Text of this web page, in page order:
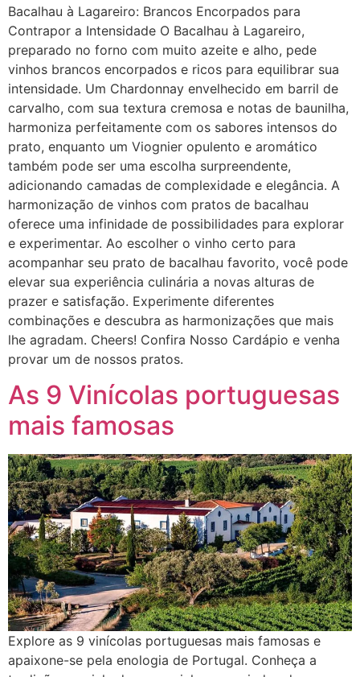
Bacalhau à Lagareiro: Brancos Encorpados para
Contrapor a Intensidade O Bacalhau à Lagareiro,
preparado no forno com muito azeite e alho, pede
vinhos brancos encorpados e ricos para equilibrar sua
intensidade. Um Chardonnay envelhecido em barril de
carvalho, com sua textura cremosa e notas de baunilha,
harmoniza perfeitamente com os sabores intensos do
prato, enquanto um Viognier opulento e aromático
também pode ser uma escolha surpreendente,
adicionando camadas de complexidade e elegância. A
harmonização de vinhos com pratos de bacalhau
oferece uma infinidade de possibilidades para explorar
e experimentar. Ao escolher o vinho certo para
acompanhar seu prato de bacalhau favorito, você pode
elevar sua experiência culinária a novas alturas de
prazer e satisfação. Experimente diferentes
combinações e descubra as harmonizações que mais
lhe agradam. Cheers! Confira Nosso Cardápio e venha
provar um de nossos pratos.
As 9 Vinícolas portuguesas
mais famosas
Explore as 9 vinícolas portuguesas mais famosas e
apaixone-se pela enologia de Portugal. Conheça a